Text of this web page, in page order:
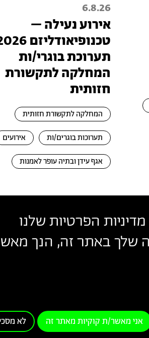
הפרטיות שלנו
שלך באתר זה, הנך
אני מאשר/ת קוקיות מאתר זה לא
6.8.26
אירוע נעילה –
תערוכת בוגרי/ות
המחלקה לתקשורת
חזותית
המחלקה לתקשורת חזותית
תערוכות בוגרים/ות אירועים
אגף עידן ובתיה עופר לאמנות
שימוש